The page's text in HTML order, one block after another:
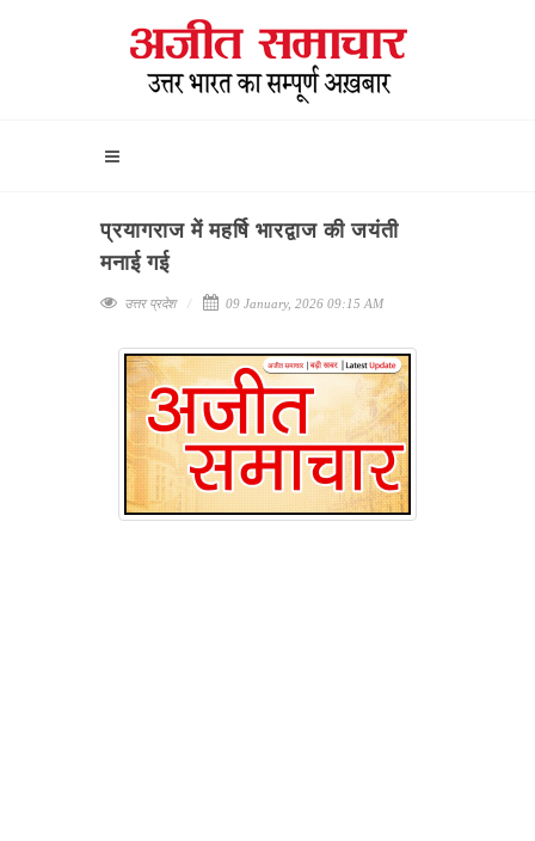
प्रयागराज में महर्षि भारद्वाज की जयंती
मनाई गई
उत्तर प्रदेश 09 January, 2026 09:15 AM